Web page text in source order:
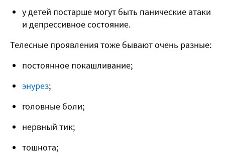
у детей постарше могут быть панические атаки
и депрессивное состояние.
Телесные проявления тоже бывают очень разные:
постоянное покашливание;
энурез;
головные боли;
нервный тик;
тошнота;